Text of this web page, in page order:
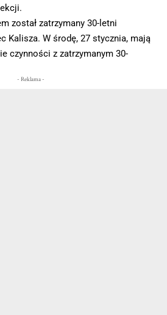
został zatrzymany 30-letni
Kalisza. W środę, 27 stycznia, mają
czynności z zatrzymanym 30-
- Reklama -